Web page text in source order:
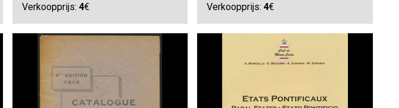
Verkoopprijs: 4€ Verkoopprijs:4€